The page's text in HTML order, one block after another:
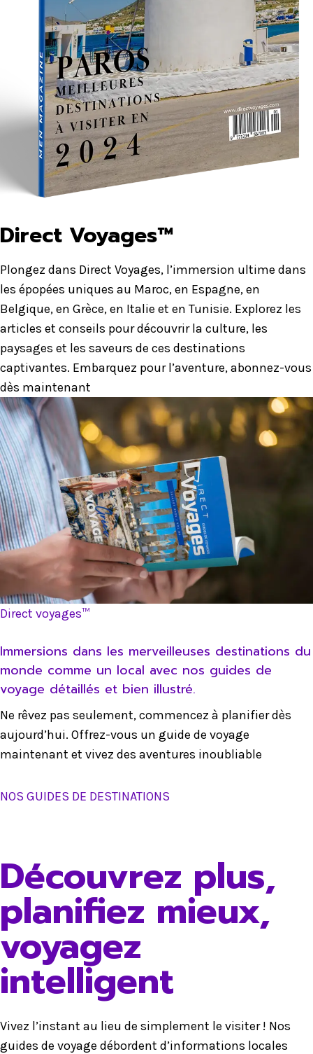
Direct Voyages™
Plongez dans Direct Voyages, l’immersion ultime dans
les épopées uniques au Maroc, en Espagne, en
Belgique, en Grèce, en Italie et en Tunisie. Explorez les
articles et conseils pour découvrir la culture, les
paysages et les saveurs de ces destinations
captivantes. Embarquez pour l’aventure, abonnez-vous
dès maintenant
Direct voyages™
Immersions dans les merveilleuses destinations du
monde comme un local avec nos guides de
voyage détaillés et bien illustré.
Ne rêvez pas seulement, commencez à planifier dès
aujourd’hui. Offrez-vous un guide de voyage
maintenant et vivez des aventures inoubliable
NOS GUIDES DE DESTINATIONS
Découvrez plus,
planifiez mieux,
voyagez
intelligent
Vivez l’instant au lieu de simplement le visiter ! Nos
guides de voyage débordent d’informations locales